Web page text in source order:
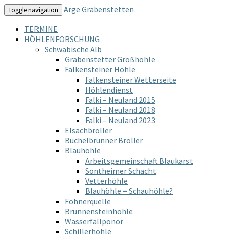
Toggle navigation
Arge Grabenstetten
TERMINE
HÖHLENFORSCHUNG
Schwäbische Alb
Grabenstetter Großhöhle
Falkensteiner Höhle
Falkensteiner Wetterseite
Höhlendienst
Falki – Neuland 2015
Falki – Neuland 2018
Falki – Neuland 2023
Elsachbröller
Büchelbrunner Bröller
Blauhöhle
Arbeitsgemeinschaft Blaukarst
Sontheimer Schacht
Vetterhöhle
Blauhöhle = Schauhöhle?
Föhnerquelle
Brunnensteinhöhle
Wasserfallponor
Schillerhöhle